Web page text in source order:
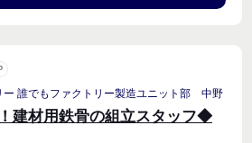
ー 誰でもファクトリー製造ユニット部 中野
建材用鉄骨の組立スタッフ◆